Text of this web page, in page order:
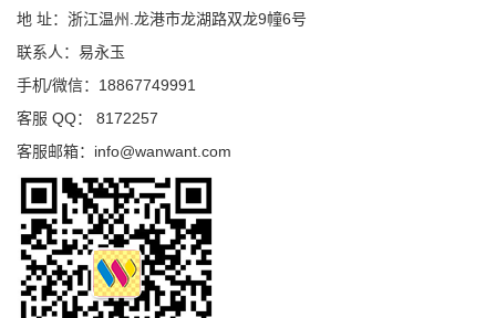
地 址：浙江温州.龙港市龙湖路双龙9幢6号
联系人：易永玉
手机/微信：18867749991
客服 QQ： 8172257
客服邮箱：info@wanwant.com